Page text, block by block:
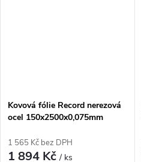
Kovová fólie Record nerezová
ocel 150x2500x0,075mm
1 565 Kč bez DPH
1 894 Kč/ ks